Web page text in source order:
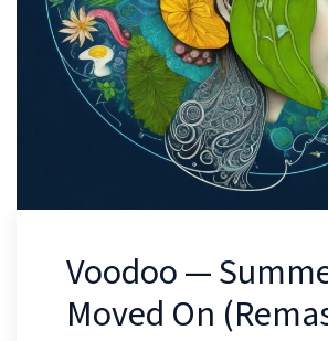
Voodoo —
Moved On